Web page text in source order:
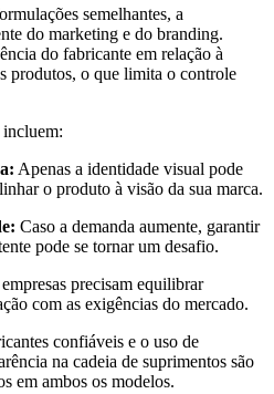
semelhantes, a
do marketing e do branding.
do fabricante em relação à
produtos, o que limita o controle
Apenas a identidade visual pode
o produto à visão da sua marca.
Caso a demanda aumente, garantir
pode se tornar um desafio.
precisam equilibrar
com as exigências do mercado.
confiáveis e o uso de
na cadeia de suprimentos são
em ambos os modelos.